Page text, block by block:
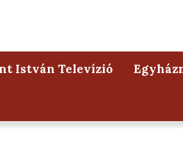
István Televízió